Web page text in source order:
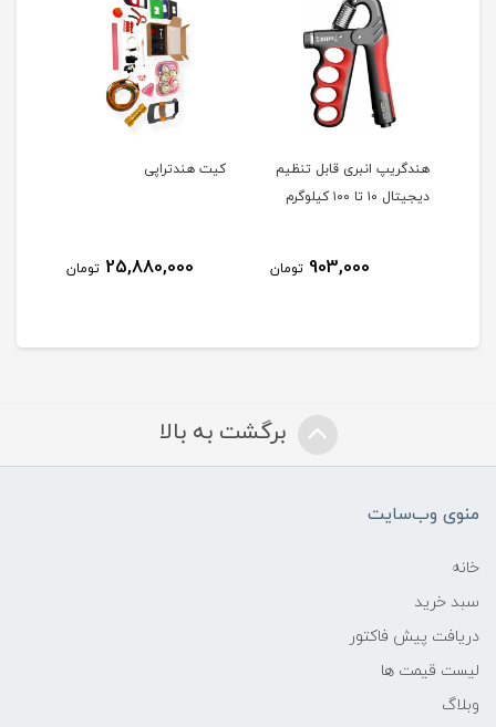
هندگریپ انبری قابل تنظیم
دیجیتال ۱۰ تا ۱۰۰ کیلوگرم
903,000 تومان
کیت هندتراپی
25,880,000 تومان
برگشت به بالا
منوی وب‌سایت
خانه
سبد خرید
دریافت پیش فاکتور
لیست قیمت ها
وبلاگ